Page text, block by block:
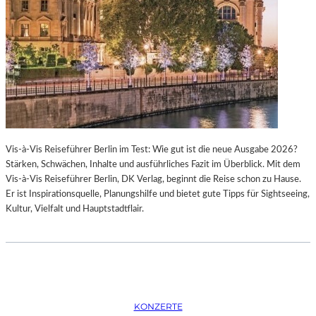
K
T
I
O
N
M
I
T
H
M
B
U
R
O
S
O
P
E
R
I
N
M
Ü
C
H
E
N
P
Vis-à-Vis Reiseführer Berlin im Test: Wie gut ist die neue Ausgabe 2026?
Stärken, Schwächen, Inhalte und ausführliches Fazit im Überblick. Mit dem
Vis-à-Vis Reiseführer Berlin, DK Verlag, beginnt die Reise schon zu Hause.
Er ist Inspirationsquelle, Planungshilfe und bietet gute Tipps für Sightseeing,
Kultur, Vielfalt und Hauptstadtflair.
KONZERTE